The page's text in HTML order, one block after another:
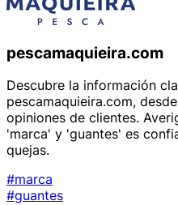
pescamaquieira.com
Descubre la información
pescamaquieira.com,
opiniones de clientes.
'marca' y 'guantes' es
quejas.
#marca
#guantes